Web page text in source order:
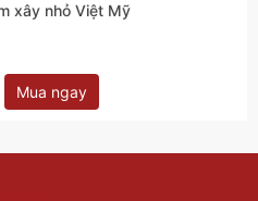
xây nhỏ Việt Mỹ
Mua ngay